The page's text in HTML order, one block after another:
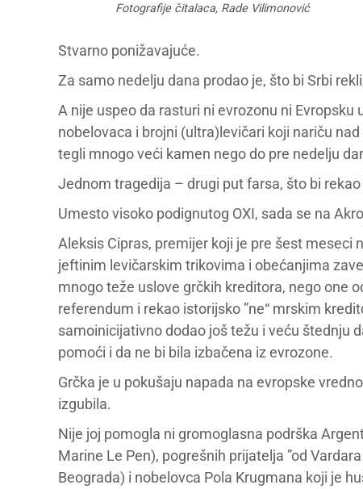
Fotografije čitalaca, Rade Vilimonović
Stvarno ponižavajuće.
Za samo nedelju dana prodao je, što bi Srbi
A nije uspeo da rasturi ni evrozonu ni
nobelovaca i brojni (ultra)levičari koji nariču
tegli mnogo veći kamen nego do pre nedelju
Jednom tragedija – drugi put farsa, što bi
Umesto visoko podignutog OXI, sada se na
Aleksis Cipras, premijer koji je pre šest meseci
jeftinim levičarskim trikovima i obećanjima
mnogo teže uslove grčkih kreditora, nego one
referendum i rekao istorijsko ”ne“ mrskim
samoinicijativno dodao još težu i veću štednju
pomoći i da ne bi bila izbačena iz evrozone.
Grčka je u pokušaju napada na evropske
izgubila.
Nije joj pomogla ni gromoglasna podrška
Marine Le Pen), pogrešnih prijatelja ”od
Beograda) i nobelovca Pola Krugmana koji je